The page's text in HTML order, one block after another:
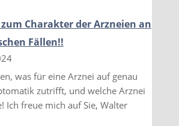
zum Charakter der Arzneien an
Fällen!!
was für eine Arznei auf genau
zutrifft, und welche Arznei
Ich freue mich auf Sie, Walter